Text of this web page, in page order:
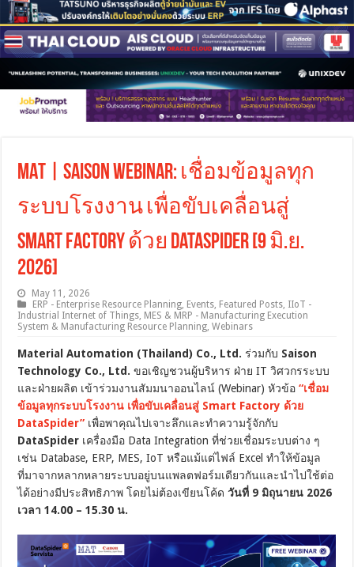
MAT | Saison Webinar: เชื่อมข้อมูลทุก
ระบบโรงงาน เพื่อขับเคลื่อนสู่
Smart Factory ด้วย DataSpider [9 มิ.ย.
2026]
May 11, 2026
ERP - Enterprise Resource Planning Events Featured Posts IIoT -
Industrial Internet of Things MES & MRP - Manufacturing Execution
System & Manufacturing Resource Planning ,Webinars
Material Automation (Thailand) Co., Ltd. ร่วมกับ Saison
Technology Co., Ltd. ขอเชิญชวนผู้บริหาร ฝ่าย IT วิศวกรระบบ
และฝ่ายผลิต เข้าร่วมงานสัมมนาออนไลน์ (Webinar) หัวข้อ“เชื่อม
ข้อมูลทุกระบบโรงงาน เพื่อขับเคลื่อนสู่ Smart Factory ด้วย
DataSpider” เพื่อพาคุณไปเจาะลึกและทำความรู้จักกับ
DataSpider เครื่องมือ Data Integration ที่ช่วยเชื่อมระบบต่าง ๆ
เช่น Database, ERP, MES, IoT หรือแม้แต่ไฟล์ Excel ทำให้ข้อมูล
ที่มาจากหลากหลายระบบอยู่บนแพลตฟอร์มเดียวกันและนำไปใช้ต่อ
ได้อย่างมีประสิทธิภาพ โดยไม่ต้องเขียนโค้ดวันที่ 9 มิถุนายน 2026
เวลา 14.00 – 15.30 น.